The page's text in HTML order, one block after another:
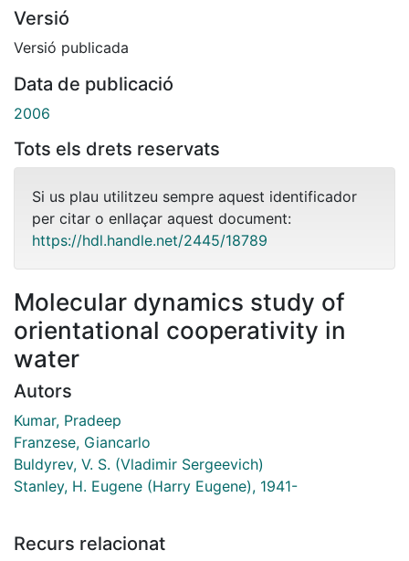
Versió
Versió publicada
Data de publicació
2006
Tots els drets reservats
Si us plau utilitzeu sempre aquest identificador
per citar o enllaçar aquest document:
https://hdl.handle.net/2445/18789
Molecular dynamics study of
orientational cooperativity in
water
Autors
Kumar, Pradeep
Franzese, Giancarlo
Buldyrev, V. S. (Vladimir Sergeevich)
Stanley, H. Eugene (Harry Eugene), 1941-
Recurs relacionat